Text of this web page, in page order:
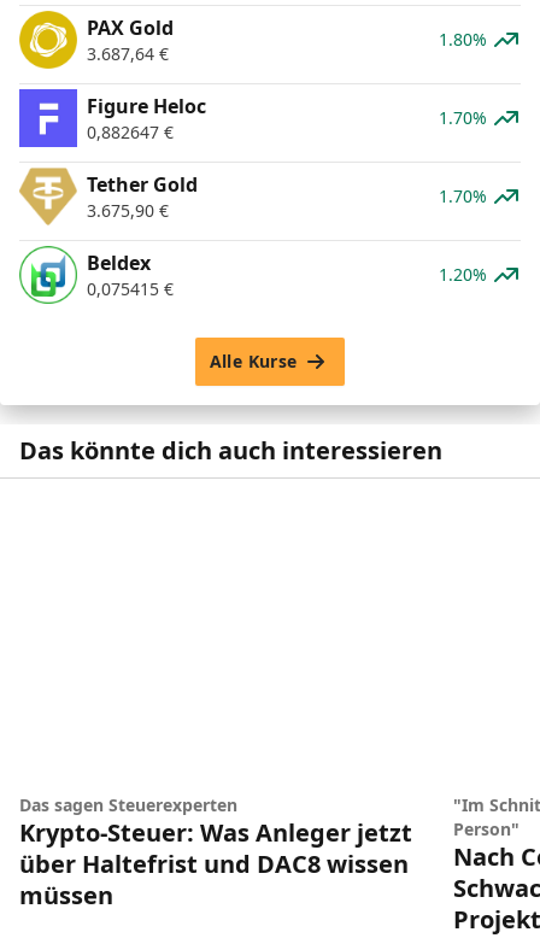
PAX Gold
3.687,64 €
1.80%
Figure Heloc
0,882647 €
1.70%
Tether Gold
3.675,90 €
1.70%
Beldex
0,075415 €
1.20%
Alle Kurse
Das könnte dich auch interessieren
Das sagen Steuerexperten
Krypto-Steuer: Was Anleger jetzt
über Haltefrist und DAC8 wissen
müssen
"Im
Person"
Nach